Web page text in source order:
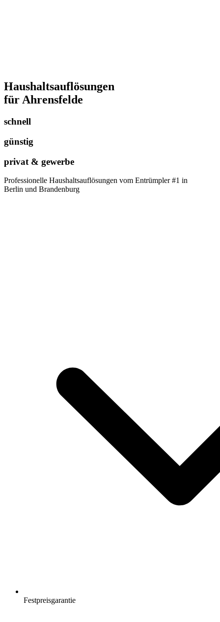
Haushaltsauflösungen
für Ahrensfelde
schnell
günstig
privat & gewerbe
Professionelle Haushaltsauflösungen vom Entrümpler #1 in
Berlin und Brandenburg
Festpreisgarantie